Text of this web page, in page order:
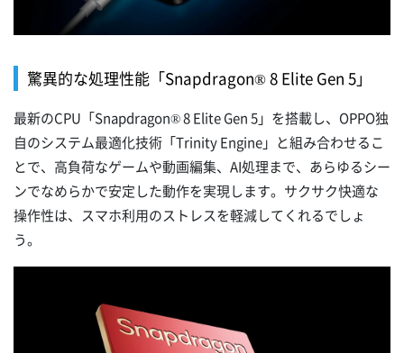
驚異的な処理性能「Snapdragon® 8 Elite Gen 5」
最新のCPU「Snapdragon® 8 Elite Gen 5」を搭載し、OPPO独
自のシステム最適化技術「Trinity Engine」と組み合わせるこ
とで、高負荷なゲームや動画編集、AI処理まで、あらゆるシー
ンでなめらかで安定した動作を実現します。サクサク快適な
操作性は、スマホ利用のストレスを軽減してくれるでしょ
う。